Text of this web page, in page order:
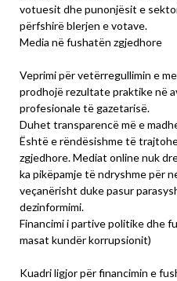
votuesit dhe punonjësit e
përfshirë blerjen e votave.
Media në fushatën zgjedhore
Veprimi për vetërregullimin e
prodhojë rezultate praktike në
profesionale të gazetarisë.
Duhet transparencë më e
Është e rëndësishme të
zgjedhore. Mediat online nuk
ka pikëpamje të ndryshme për
veçanërisht duke pasur
dezinformimi.
Financimi i partive politike dhe
masat kundër korrupsionit)
Kuadri ligjor për financimin e